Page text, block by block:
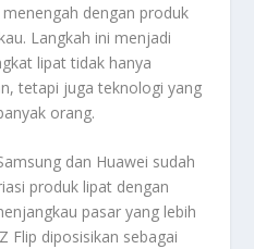
dengan produk
Langkah ini menjadi
lipat tidak hanya
tetapi juga teknologi yang
orang.
dan Huawei sudah
produk lipat dengan
pasar yang lebih
Flip diposisikan sebagai